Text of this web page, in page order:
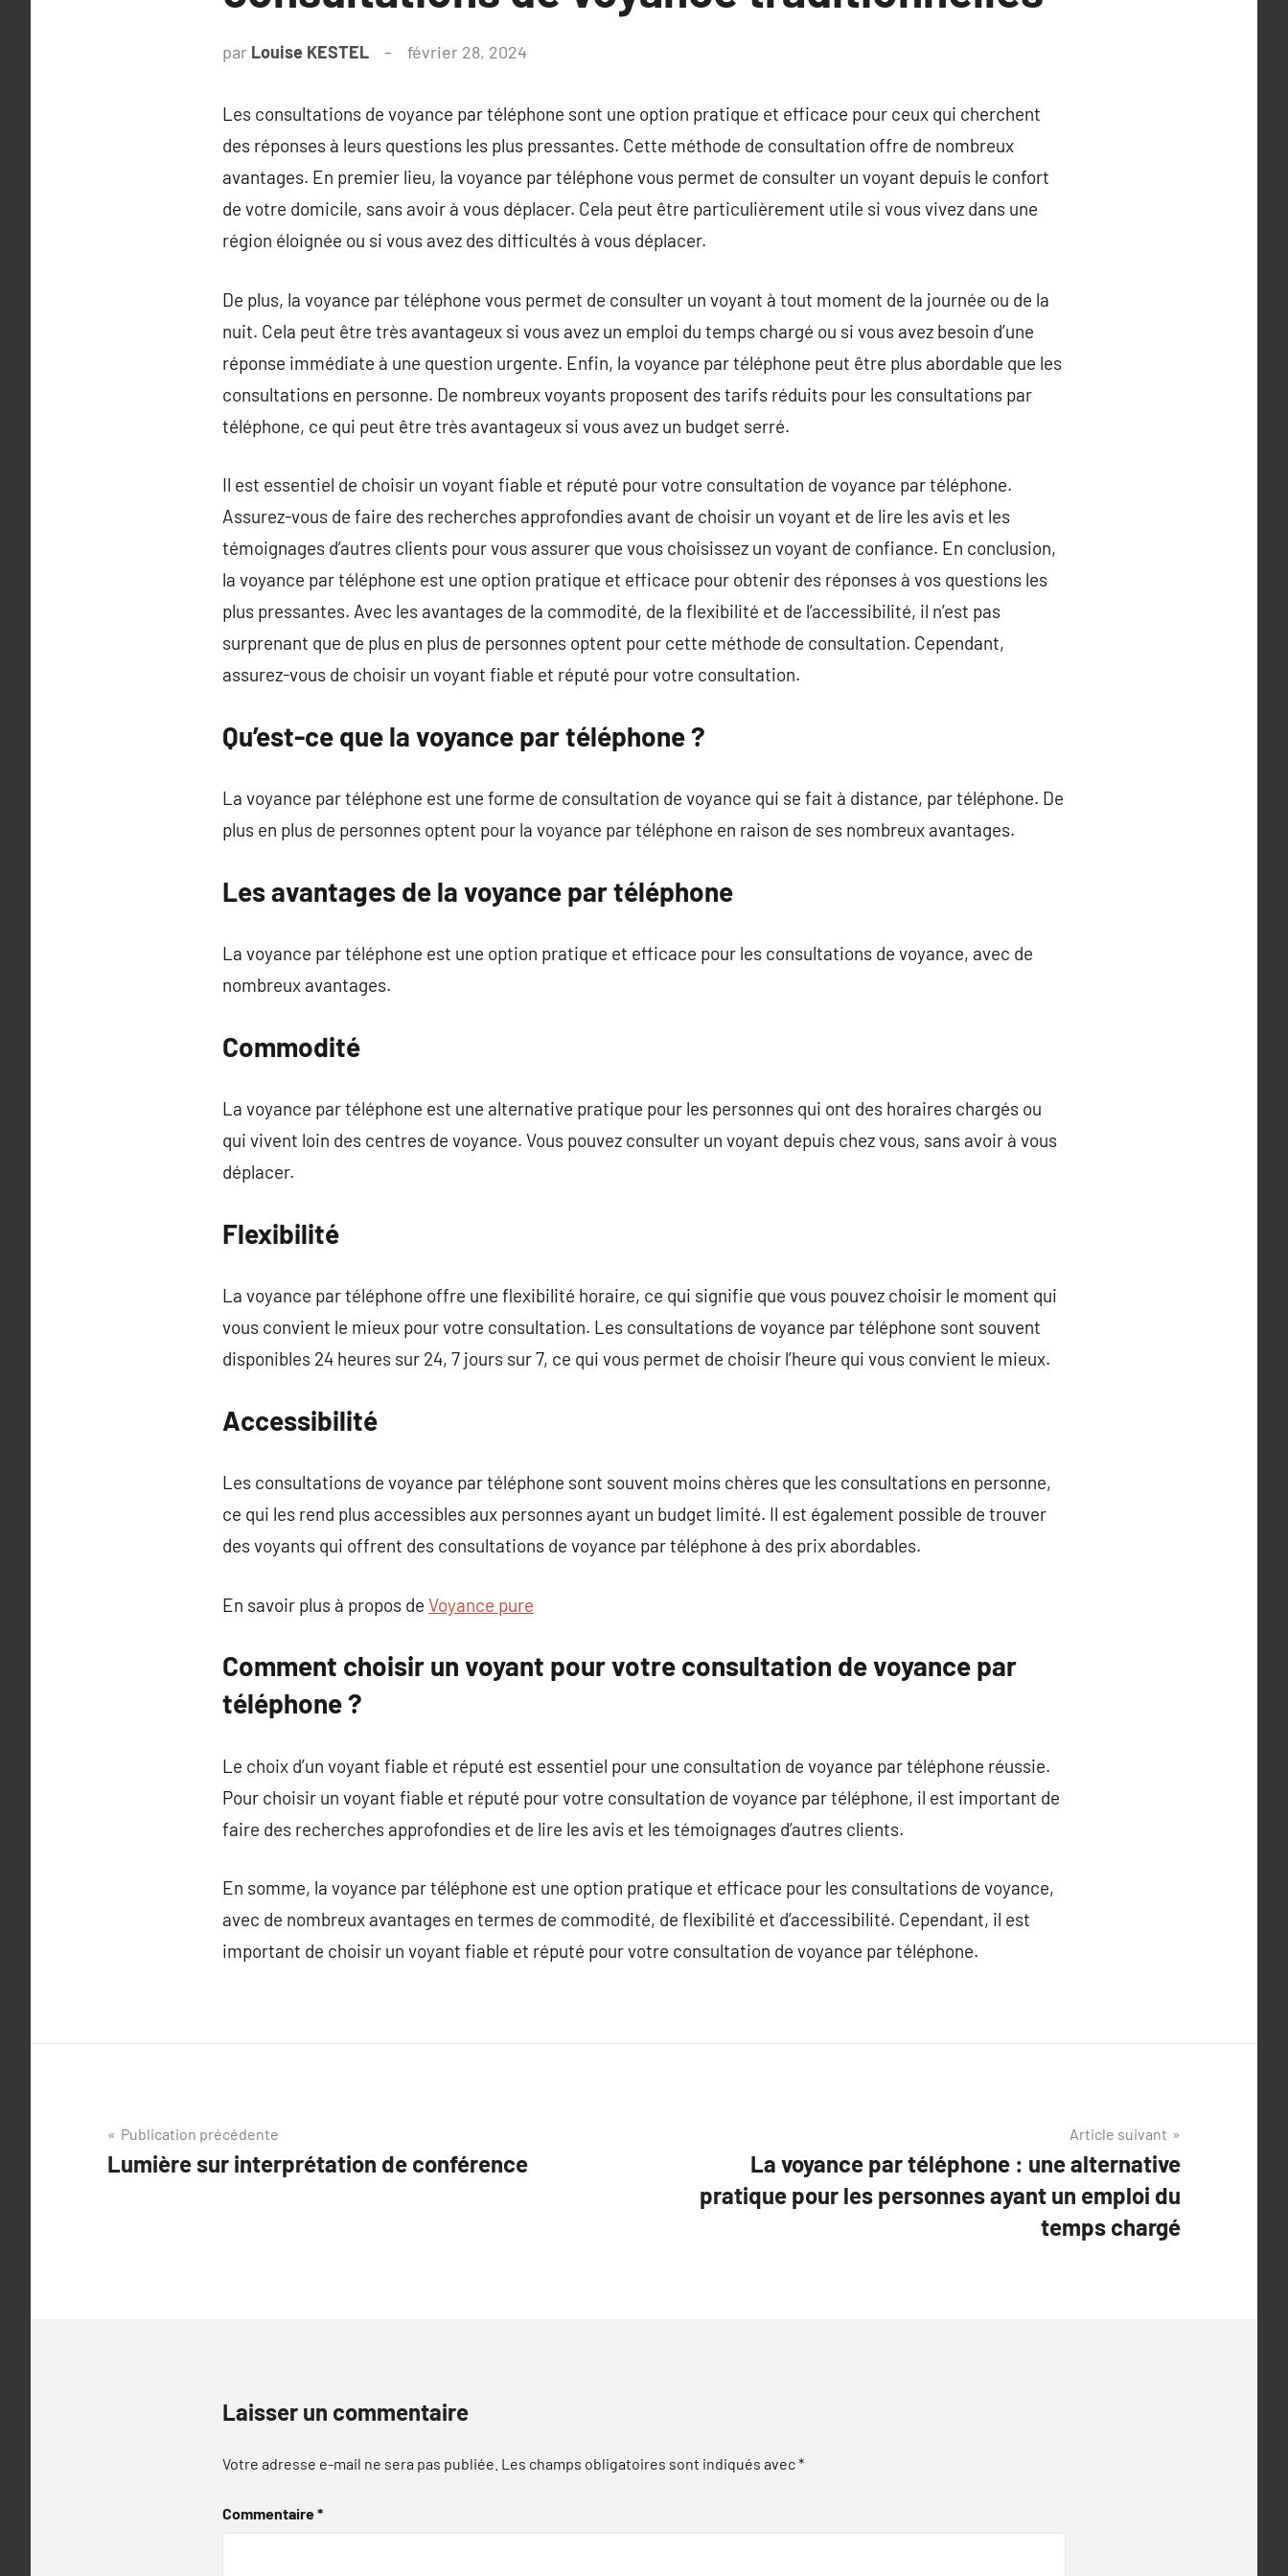
par Louise KESTEL février 28, 2024
Les consultations de voyance par téléphone sont une option pratique et efficace pour ceux qui cherchent
des réponses à leurs questions les plus pressantes. Cette méthode de consultation offre de nombreux
avantages. En premier lieu, la voyance par téléphone vous permet de consulter un voyant depuis le confort
de votre domicile, sans avoir à vous déplacer. Cela peut être particulièrement utile si vous vivez dans une
région éloignée ou si vous avez des difficultés à vous déplacer.
De plus, la voyance par téléphone vous permet de consulter un voyant à tout moment de la journée ou de la
nuit. Cela peut être très avantageux si vous avez un emploi du temps chargé ou si vous avez besoin d’une
réponse immédiate à une question urgente. Enfin, la voyance par téléphone peut être plus abordable que les
consultations en personne. De nombreux voyants proposent des tarifs réduits pour les consultations par
téléphone, ce qui peut être très avantageux si vous avez un budget serré.
Il est essentiel de choisir un voyant fiable et réputé pour votre consultation de voyance par téléphone.
Assurez-vous de faire des recherches approfondies avant de choisir un voyant et de lire les avis et les
témoignages d’autres clients pour vous assurer que vous choisissez un voyant de confiance. En conclusion,
la voyance par téléphone est une option pratique et efficace pour obtenir des réponses à vos questions les
plus pressantes. Avec les avantages de la commodité, de la flexibilité et de l’accessibilité, il n’est pas
surprenant que de plus en plus de personnes optent pour cette méthode de consultation. Cependant,
assurez-vous de choisir un voyant fiable et réputé pour votre consultation.
Qu’est-ce que la voyance par téléphone ?
La voyance par téléphone est une forme de consultation de voyance qui se fait à distance, par téléphone. De
plus en plus de personnes optent pour la voyance par téléphone en raison de ses nombreux avantages.
Les avantages de la voyance par téléphone
La voyance par téléphone est une option pratique et efficace pour les consultations de voyance, avec de
nombreux avantages.
Commodité
La voyance par téléphone est une alternative pratique pour les personnes qui ont des horaires chargés ou
qui vivent loin des centres de voyance. Vous pouvez consulter un voyant depuis chez vous, sans avoir à vous
déplacer.
Flexibilité
La voyance par téléphone offre une flexibilité horaire, ce qui signifie que vous pouvez choisir le moment qui
vous convient le mieux pour votre consultation. Les consultations de voyance par téléphone sont souvent
disponibles 24 heures sur 24, 7 jours sur 7, ce qui vous permet de choisir l’heure qui vous convient le mieux.
Accessibilité
Les consultations de voyance par téléphone sont souvent moins chères que les consultations en personne,
ce qui les rend plus accessibles aux personnes ayant un budget limité. Il est également possible de trouver
des voyants qui offrent des consultations de voyance par téléphone à des prix abordables.
En savoir plus à propos de Voyance pure
Comment choisir un voyant pour votre consultation de voyance par
téléphone ?
Le choix d’un voyant fiable et réputé est essentiel pour une consultation de voyance par téléphone réussie.
Pour choisir un voyant fiable et réputé pour votre consultation de voyance par téléphone, il est important de
faire des recherches approfondies et de lire les avis et les témoignages d’autres clients.
En somme, la voyance par téléphone est une option pratique et efficace pour les consultations de voyance,
avec de nombreux avantages en termes de commodité, de flexibilité et d’accessibilité. Cependant, il est
important de choisir un voyant fiable et réputé pour votre consultation de voyance par téléphone.
Navigation
de
Publication précédente
Lumière sur interprétation de conférence
Article suivant
La voyance par téléphone : une alternative
pratique pour les personnes ayant un emploi du
temps chargé
Laisser un commentaire
Votre adresse e-mail ne sera pas publiée. Les champs obligatoires sont indiqués avec*
Commentaire*